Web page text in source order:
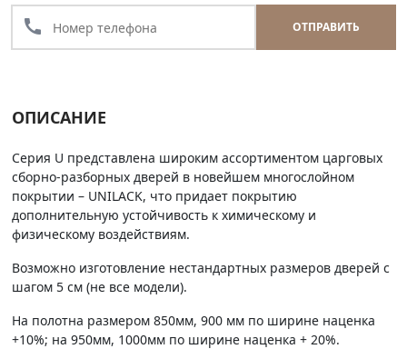
call ОТПРАВИТЬ
ОПИСАНИЕ
Серия U представлена широким ассортиментом царговых
сборно-разборных дверей в новейшем многослойном
покрытии – UNILACK, что придает покрытию
дополнительную устойчивость к химическому и
физическому воздействиям.
Возможно изготовление нестандартных размеров дверей с
шагом 5 см (не все модели).
На полотна размером 850мм, 900 мм по ширине наценка
+10%; на 950мм, 1000мм по ширине наценка + 20%.